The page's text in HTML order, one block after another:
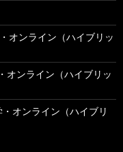
オンライン（ハイブリッ
オンライン（ハイブリッ
オンライン（ハイブリ